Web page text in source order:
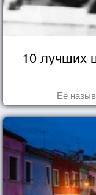
10 лучших
Ее